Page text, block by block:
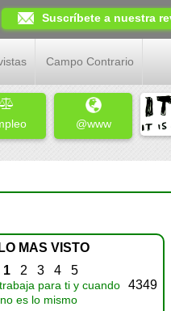
Suscríbete a nuestra
Campo Contrario
@www
LO MAS VISTO
1 2 3 4 5
para ti y cuando
es lo mismo
4349